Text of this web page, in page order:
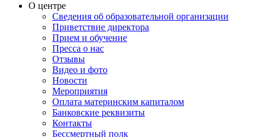
О центре
Сведения об образовательной организации
Приветствие директора
Прием и обучение
Пресса о нас
Отзывы
Видео и фото
Новости
Мероприятия
Оплата материнским капиталом
Банковские реквизиты
Контакты
Бессмертный полк